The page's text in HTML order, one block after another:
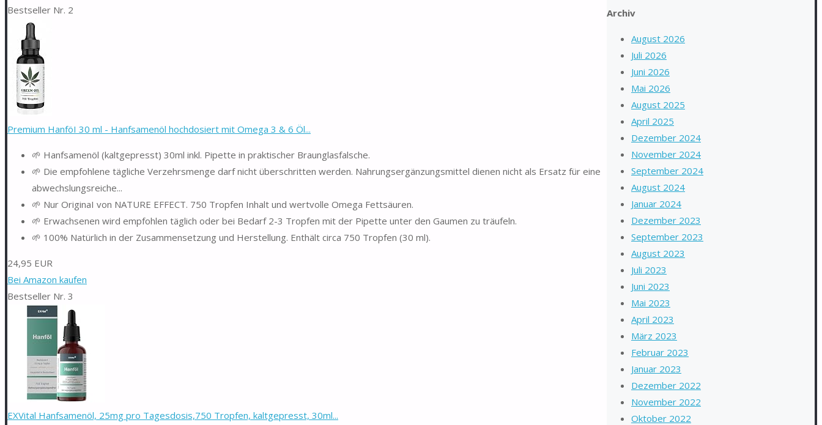
Bestseller Nr. 2
Premium HanföI 30 ml - Hanfsamenöl hochdosiert mit Omega 3 & 6 Öl...
🌱 ​Hanfsamenöl (kaltgepresst) 30ml inkl. Pipette in praktischer Braunglasfalsche.
🌱​ ​Die empfohlene tägliche Verzehrsmenge darf nicht überschritten werden. Nahrungsergänzungsmittel dienen nicht als Ersatz für eine
abwechslungsreiche...
🌱​​ Nur OriginaI von NATURE EFFECT. 750 Tropfen Inhalt und wertvolle Omega Fettsäuren.
🌱​ ​Erwachsenen wird empfohlen täglich oder bei Bedarf 2-3 Tropfen mit der Pipette unter den Gaumen zu träufeln.
🌱​ ​100% Natürlich in der Zusammensetzung und Herstellung. Enthält circa 750 Tropfen (30 ml).
24,95 EUR
Bei Amazon kaufen
Bestseller Nr. 3
EXVital Hanfsamenöl, 25mg pro Tagesdosis,750 Tropfen, kaltgepresst, 30ml...
Archiv
August 2026
Juli 2026
Juni 2026
Mai 2026
August 2025
April 2025
Dezember 2024
November 2024
September 2024
August 2024
Januar 2024
Dezember 2023
September 2023
August 2023
Juli 2023
Juni 2023
Mai 2023
April 2023
März 2023
Februar 2023
Januar 2023
Dezember 2022
November 2022
Oktober 2022